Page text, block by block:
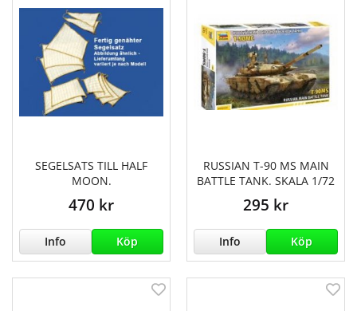
SEGELSATS TILL HALF
MOON.
470 kr
Info Köp
RUSSIAN T-90 MS MAIN
BATTLE TANK. SKALA 1/72
295 kr
Info Köp